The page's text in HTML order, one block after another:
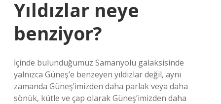
Yıldızlar neye
benziyor?
İçinde bulunduğumuz Samanyolu galaksisinde
yalnızca Güneş’e benzeyen yıldızlar değil, aynı
zamanda Güneş’imizden daha parlak veya daha
sönük, kütle ve çap olarak Güneş’imizden daha